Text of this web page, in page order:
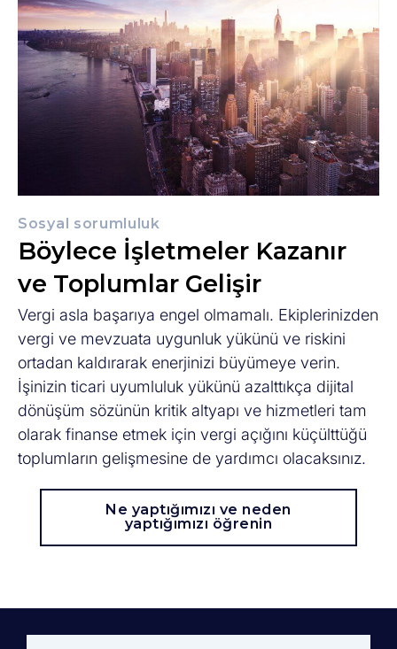
Sosyal sorumluluk
Böylece İşletmeler Kazanır
ve Toplumlar Gelişir
Vergi asla başarıya engel olmamalı. Ekiplerinizden
vergi ve mevzuata uygunluk yükünü ve riskini
ortadan kaldırarak enerjinizi büyümeye verin.
İşinizin ticari uyumluluk yükünü azalttıkça dijital
dönüşüm sözünün kritik altyapı ve hizmetleri tam
olarak finanse etmek için vergi açığını küçülttüğü
toplumların gelişmesine de yardımcı olacaksınız.
Ne yaptığımızı ve neden
yaptığımızı öğrenin